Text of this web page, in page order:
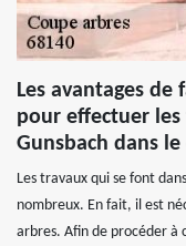
Les avantages de
pour effectuer les
Gunsbach dans le
Les travaux qui se font
nombreux. En fait, il est
arbres. Afin de procéder à